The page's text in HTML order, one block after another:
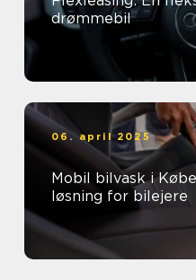
drømmebil
06. april 2025
Mobil bilvask i
løsning for bilejere